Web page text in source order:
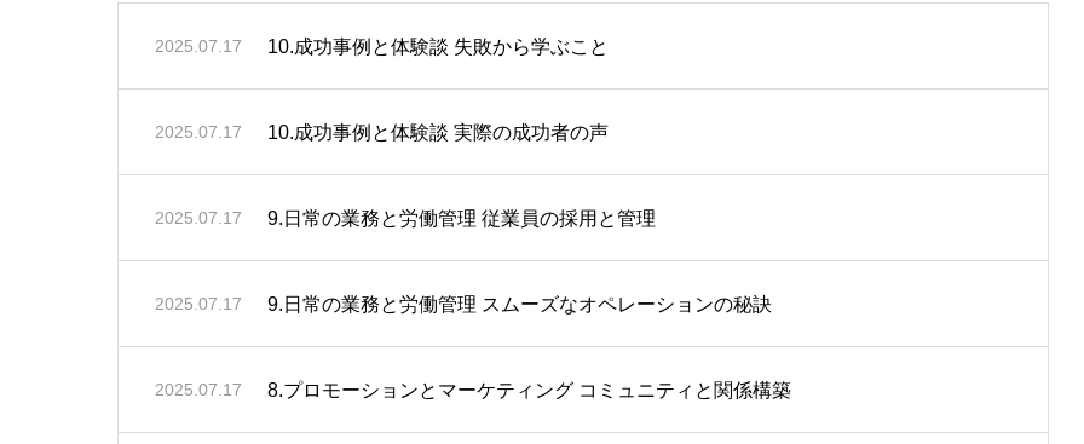
2025.07.17 10.成功事例と体験談 失敗から学ぶこと
2025.07.17 10.成功事例と体験談 実際の成功者の声
2025.07.17 9.日常の業務と労働管理 従業員の採用と管理
2025.07.17 9.日常の業務と労働管理 スムーズなオペレーションの秘訣
2025.07.17 8.プロモーションとマーケティング コミュニティと関係構築